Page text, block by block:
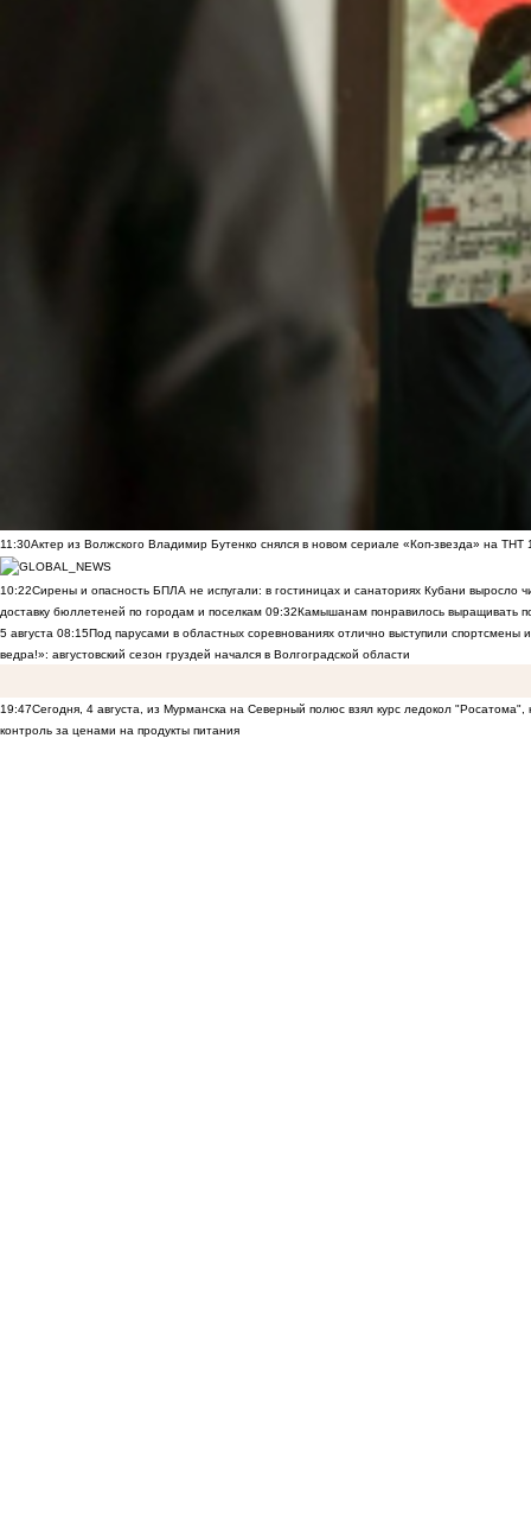
11:30Актер из Волжского Владимир Бутенко снялся в новом сериале «Коп-звезда» на ТНТ
10:22Сирены и опасность БПЛА не испугали: в гостиницах и санаториях Кубани выросло
доставку бюллетеней по городам и поселкам 09:32Камышанам понравилось выращивать
5 августа 08:15Под парусами в областных соревнованиях отлично выступили спортсмены
ведра!»: августовский сезон груздей начался в Волгоградской области
19:47Сегодня, 4 августа, из Мурманска на Северный полюс взял курс ледокол
контроль за ценами на продукты питания